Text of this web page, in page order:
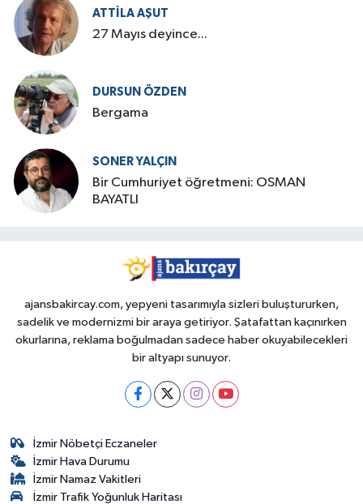
ATTILA AŞUT
27 Mayıs deyince...
DURSUN ÖZDEN
Bergama
SONER YALÇIN
Bir Cumhuriyet öğretmeni: OSMAN
BAYATLI
ajansbakircay.com, yepyeni tasarımıyla sizleri buluştururken,
sadelik ve modernizmi bir araya getiriyor. Şatafattan kaçınırken
okurlarına, reklama boğulmadan sadece haber okuyabilecekleri
bir altyapı sunuyor.
İzmir Nöbetçi Eczaneler
İzmir Hava Durumu
İzmir Namaz Vakitleri
İzmir Trafik Yoğunluk Haritası